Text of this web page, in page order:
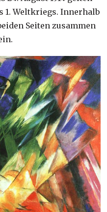
1. Weltkriegs. Innerhalb
Seiten zusammen